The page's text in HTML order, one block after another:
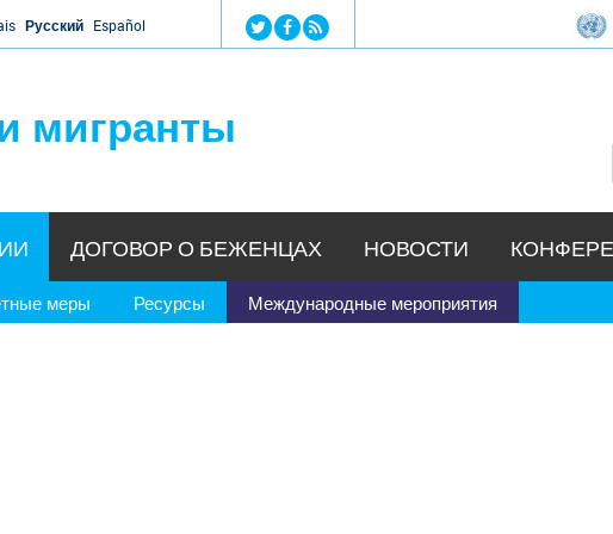
Jump to navigation
Русский Español
мигранты
меры Ресурсы Международные мероприятия
ДОГОВОР О БЕЖЕНЦАХ НОВОСТИ